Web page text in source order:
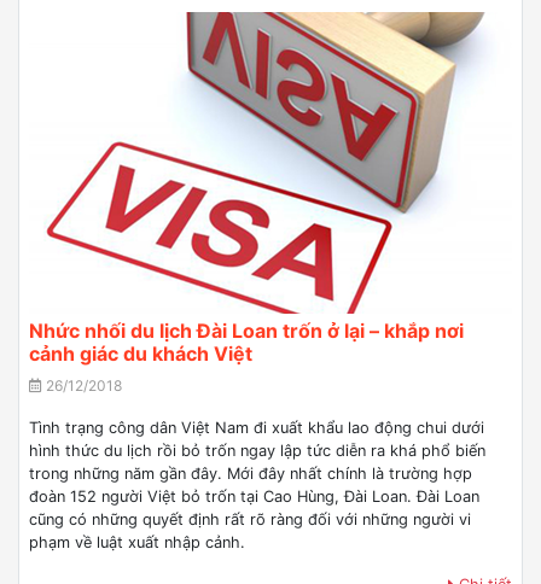
Nhức nhối du lịch Đài Loan trốn ở lại – khắp nơi
cảnh giác du khách Việt
26/12/2018
Tình trạng công dân Việt Nam đi xuất khẩu lao động chui dưới
hình thức du lịch rồi bỏ trốn ngay lập tức diễn ra khá phổ biến
trong những năm gần đây. Mới đây nhất chính là trường hợp
đoàn 152 người Việt bỏ trốn tại Cao Hùng, Đài Loan. Đài Loan
cũng có những quyết định rất rõ ràng đối với những người vi
phạm về luật xuất nhập cảnh.